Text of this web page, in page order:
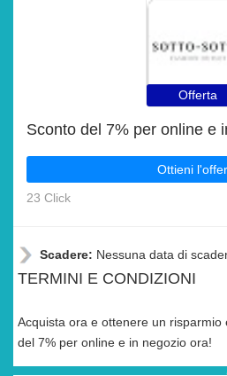
Offerta
Sconto del 7% per online e
Ottieni
23 Click
Scadere: Nessuna data di
TERMINI E CONDIZIONI
Acquista ora e ottenere un
del 7% per online e in negozio ora!